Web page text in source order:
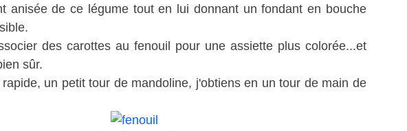
anisée de ce légume tout en lui donnant un fondant en bouche
des carottes au fenouil pour une assiette plus colorée...et
sûr.
un petit tour de mandoline, j'obtiens en un tour de main de